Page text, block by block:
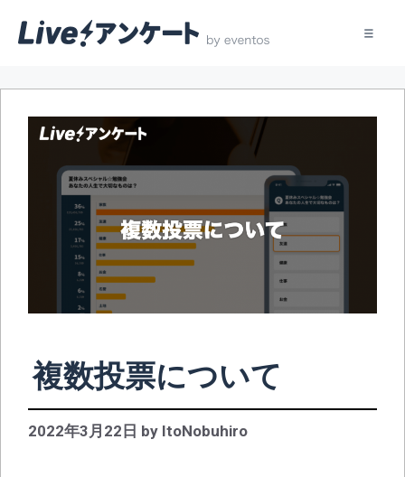
複数投票について
2022年3月22日 by ItoNobuhiro